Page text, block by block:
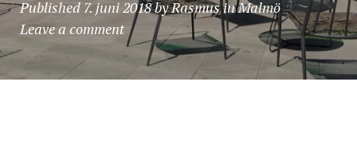
Published 7. juni 2018byRasmusinMalmö
Leave a comment